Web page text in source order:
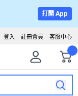
打開 App
客服中心
註冊會員
登入